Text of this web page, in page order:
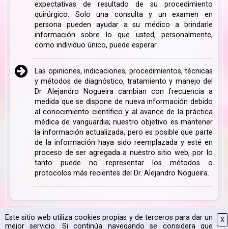
X
Este sitio web utiliza cookies propias y de terceros para dar un
mejor servicio. Si continúa navegando se considera que
expectativas de resultado de su procedimiento
quirúrgico. Solo una consulta y un examen en
persona pueden ayudar a su médico a brindarle
información sobre lo que usted, personalmente,
como individuo único, puede esperar.
Las opiniones, indicaciones, procedimientos, técnicas
y métodos de diagnóstico, tratamiento y manejo del
Dr. Alejandro Nogueira cambian con frecuencia a
medida que se dispone de nueva información debido
al conocimiento científico y al avance de la práctica
médica de vanguardia; nuestro objetivo es mantener
la información actualizada, pero es posible que parte
de la información haya sido reemplazada y esté en
proceso de ser agregada a nuestro sitio web, por lo
tanto puede no representar los métodos o
protocolos más recientes del Dr. Alejandro Nogueira.
Mapa Web| Aviso Legal| Política de Cookies| 2026 CPyESAP